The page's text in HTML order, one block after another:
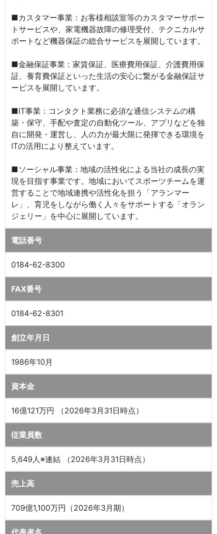
■カスタマー事業：お客様相談室等のカスタマーサポー
トサービスや、家電機器故障の修理受付、テクニカルサ
ポートなど機器保証の総合サービスを展開しています。
■金融保証事業：家賃保証、医療費用保証、介護費用保
証、養育費保証といった生活の安心に繋がる金融保証サ
ービスを展開しています。
■IT事業：コンタクト業務に必須な通信システムの構
築・保守、手配や査定の自動化ツール、アプリなどを独
自に開発・運営し、人の力が最大限に発揮できる環境を
ITの活用により整えています。
■ソーシャル事業：地域の活性化による当社の成長の実
現を目指す事業です。地域においてスポーツチームを運
営することで地域連携や活性化を担う「アランマー
レ」、育児をしながら働く人々をサポートする「オラン
ジェリー」を中心に展開しています。
電話番号
0184-62-8300
FAX番号
0184-62-8301
創立年月日
1986年10月
資本金
16億121万円 （2026年3月31日時点）
従業員数
5,649人※連結 （2026年3月31日時点）
売上高
709億1,100万円（2026年3月期）